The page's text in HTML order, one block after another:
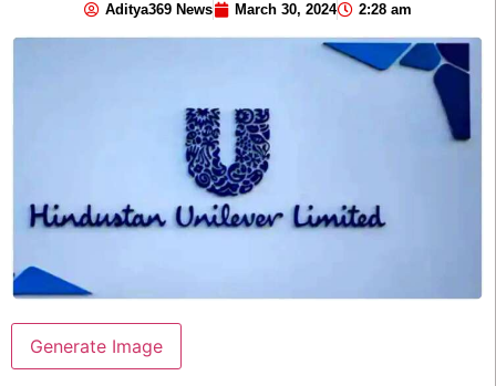
Aditya369 News March 30, 2024 2:28 am
Generate Image